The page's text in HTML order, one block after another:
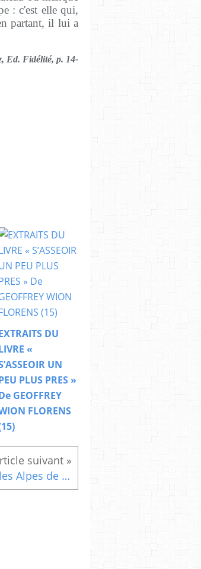
: c'est elle qui,
partant, il lui a
Ed. Fidélité, p. 14-
DU
«
UN
PLUS PRES »
GEOFFREY
FLORENS
Vacances dans les Alpes de Hautes Provence (suite)